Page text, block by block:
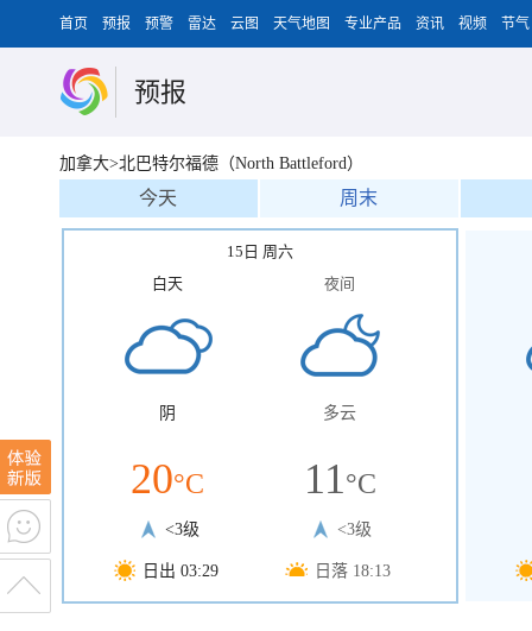
首页 预报 预警 雷达 云图 天气地图 专业产品 资讯 视频 节气
预报
加拿大>北巴特尔福德（North Battleford）
今天 周末
15日 周六
白天
阴
20°C
<3级
日出 03:29
夜间
多云
11°C
<3级
日落 18:13